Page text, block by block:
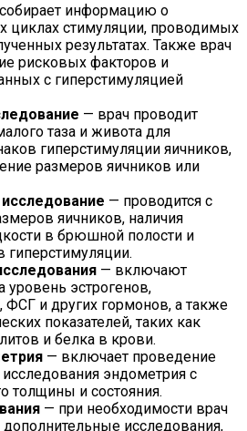
информацию о
циклах стимуляции, проводимых
результатах. Также врач
рисковых факторов и
с гиперстимуляцией
— врач проводит
таза и живота для
гиперстимуляции яичников,
размеров яичников или
— проводится с
яичников, наличия
в брюшной полости и
гиперстимуляции.
— включают
уровень эстрогенов,
ФСГ и других гормонов, а также
показателей, таких как
и белка в крови.
— включает проведение
исследования эндометрия с
толщины и состояния.
— при необходимости врач
исследования,